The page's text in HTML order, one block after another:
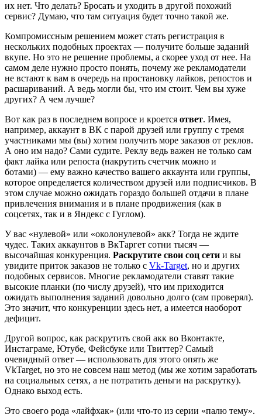
их нет. Что делать? Бросать и уходить в другой похожий
сервис? Думаю, что там ситуация будет точно такой же.
Компромиссным решением может стать регистрация в
нескольких подобных проектах — получите больше заданий
вкупе. Но это не решение проблемы, а скорее уход от нее. На
самом деле нужно просто понять, почему же рекламодатели
не встают к вам в очередь на простановку лайков, репостов и
расшариваний. А ведь могли бы, что им стоит. Чем вы хуже
других? А чем лучше?
Вот как раз в последнем вопросе и кроется ответ. Имея,
например, аккаунт в ВК с парой друзей или группу с тремя
участниками мы (вы) хотим получить море заказов от реклов.
А оно им надо? Сами судите. Реклу ведь важен не только сам
факт лайка или репоста (накрутить счетчик можно и
ботами) — ему важно качество вашего аккаунта или группы,
которое определяется количеством друзей или подписчиков. В
этом случае можно ожидать гораздо большей отдачи в плане
привлечения внимания и в плане продвижения (как в
соцсетях, так и в Яндекс с Гуглом).
У вас «нулевой» или «околонулевой» акк? Тогда не ждите
чудес. Таких аккаунтов в ВкТаргет сотни тысяч —
высочайшая конкуренция. Раскрутите свои соц сети и вы
увидите приток заказов не только с Vk-Target, но и других
подобных сервисов. Многие рекламодатели ставят такие
высокие планки (по числу друзей), что им приходится
ожидать выполнения заданий довольно долго (сам проверял).
Это значит, что конкуренции здесь нет, а имеется наоборот
дефицит.
Другой вопрос, как раскрутить свой акк во Вконтакте,
Инстаграме, Ютубе, Фейсбуке или Твиттер? Самый
очевидный ответ — использовать для этого опять же
VkTarget, но это не совсем наш метод (мы же хотим заработать
на социальных сетях, а не потратить деньги на раскрутку).
Однако выход есть.
Это своего рода «лайфхак» (или что-то из серии «палю тему».